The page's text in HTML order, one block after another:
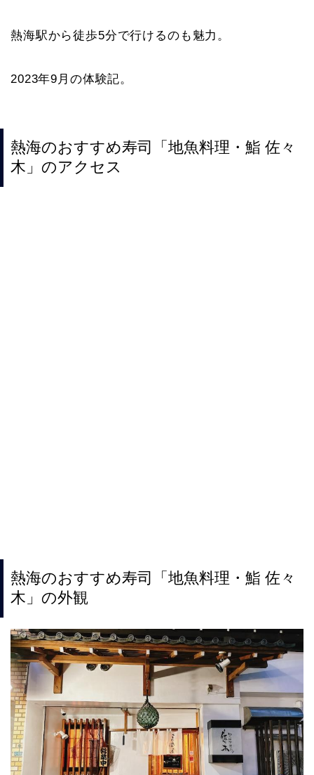
熱海駅から徒歩5分で行けるのも魅力。
2023年9月の体験記。
熱海のおすすめ寿司「地魚料理・鮨 佐々
木」のアクセス
熱海のおすすめ寿司「地魚料理・鮨 佐々
木」の外観